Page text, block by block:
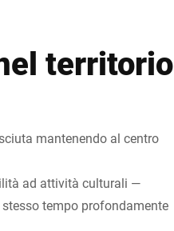
territorio
mantenendo al centro
ad attività culturali —
tempo profondamente